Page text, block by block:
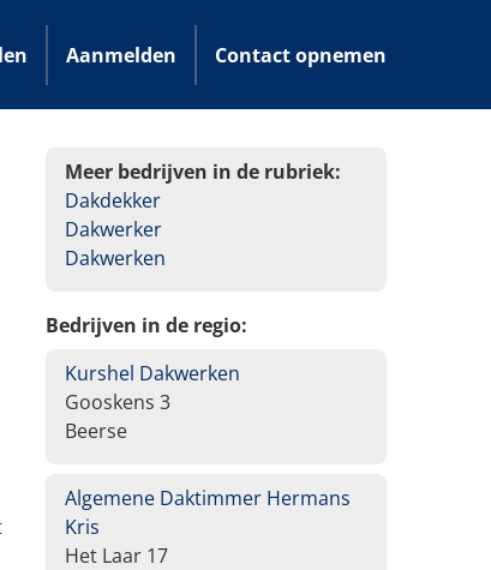
Aanmelden Contact opnemen
Meer bedrijven in de rubriek:
Dakdekker
Dakwerker
Dakwerken
Bedrijven in de regio:
Kurshel Dakwerken
Gooskens 3
Beerse
Algemene Daktimmer Hermans
Kris
Het Laar 17